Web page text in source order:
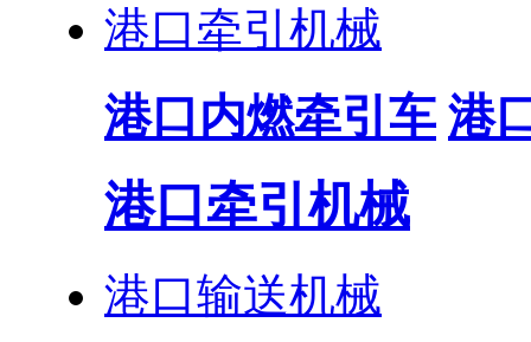
港口牵引机械
港口内燃牵引车 港
港口牵引机械
港口输送机械